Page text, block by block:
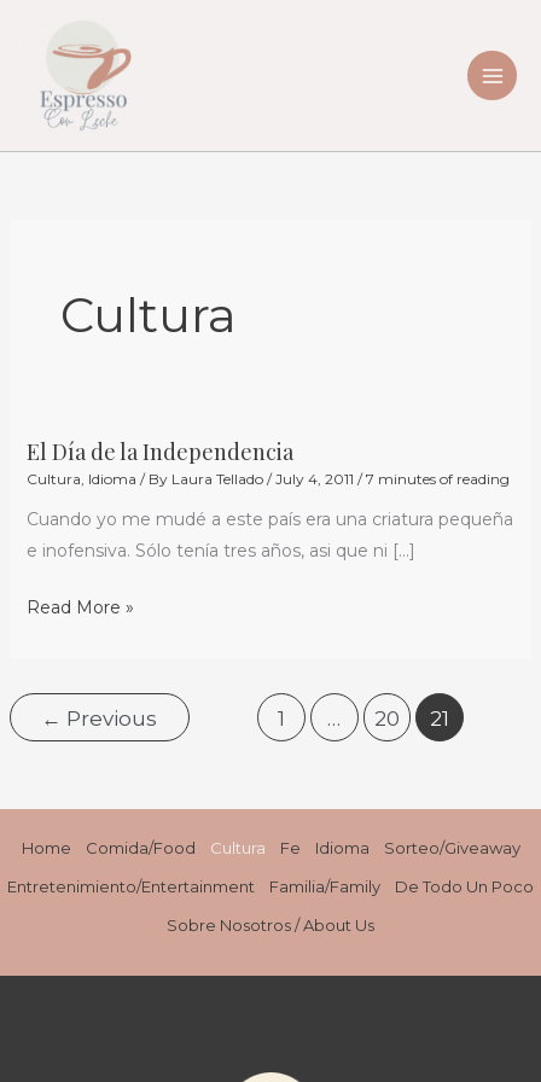
Cultura
El Día de la Independencia
Cultura, Idioma / By Laura Tellado /July 4, 2011 /7 minutes of reading
Cuando yo me mudé a este país era una criatura pequeña
e inofensiva. Sólo tenía tres años, asi que ni […]
El
Día
de
la
Read More »
← Previous 1 … 20 21
Home Comida/Food Cultura Fe Idioma
Sorteo/Giveaway
Entretenimiento/Entertainment
Familia/Family
De Todo Un Poco
Sobre Nosotros / About Us